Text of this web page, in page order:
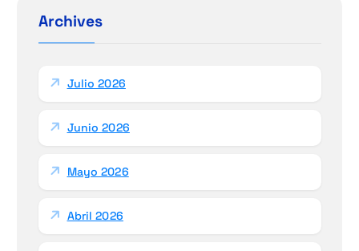
r
:Archives
Julio 2026
Junio 2026
Mayo 2026
Abril 2026